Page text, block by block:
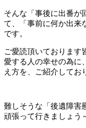
そんな「事後に出番が
て、「事前に何か出来
です。
ご愛読頂いております
愛する人の幸せの為に
え方を、ご紹介してお
難しそうな「後遺障害
頑張って行きましょう